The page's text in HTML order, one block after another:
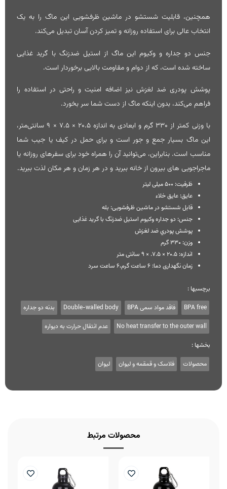
همچنین، قابلیت شستشو در ماشین ظرفشویی این ماگ را به یک
انتخاب عالی برای استفاده روزانه و تمیز کردن آسان تبدیل می‌کند.
جنس دو جداره و وکیوم این ماگ از استیل ضدزنگ با گرید غذایی
ساخته شده است، که از دوام و مقاومت بالایی برخوردار است.
پوشش پودری ضد لغزش نیز اضافه امنیت و راحتی در استفاده را
فراهم می‌کند، بدون اینکه ماگ از دست شما سر بخورد.
با وزنی کمتر از 330 گرم و ابعادی به اندازه 20.5 × 7.5 × 9 سانتی‌متر،
این ماگ بسیار جمع و جور است و برای حمل در کیف یا جیب شما
مناسب است. بنابراین، می‌توانید آن را همراه خود برای سفرهای روزانه یا
ماجراجویی‌ های بیرون از خانه ببرید و در هر زمان و هر مکان لذت ببرید.
ظرفیت: 500 میلی لیتر
عایق: عایق خلاء
قابل شستشو در ماشین ظرفشویی: بله
جنس: دو جداره وکیوم استیل ضدزنگ با گرید غذایی
پوشش پودري ضد لغزش
وزن: 330 گرم
اندازه: 20.5 × 7.5. × 9 سانتی متر
زمان نگهداری دما: 6 ساعت گرم،6 ساعت سرد
برچسبها :
BPA free فاقد مواد سمی BPA Double-walled body بدنه دو جداره
No heat transfer to the outer wall عدم انتقال حرارت به دیواره
بخشها :
محصولات فلاسک و قمقمه و لیوان لیوان
محصولات مرتبط